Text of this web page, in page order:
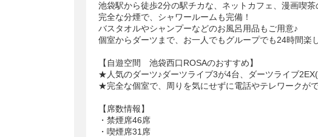
池袋駅から徒歩2分の駅チカな、ネットカフェ、漫画喫茶
完全な分煙で、シャワールームも完備！
バスタオルやシャンプーなどのお風呂用品もご用意♪
個室からダーツまで、お一人でもグループでも24時間楽
【自遊空間 池袋西口ROSAのおすすめ】
★人気のダーツ♪ダーツライブ3が4台、ダーツライブ
★完全な個室で、周りを気にせずに電話やテレワークが
【席数情報】
・禁煙席46席
・喫煙席31席